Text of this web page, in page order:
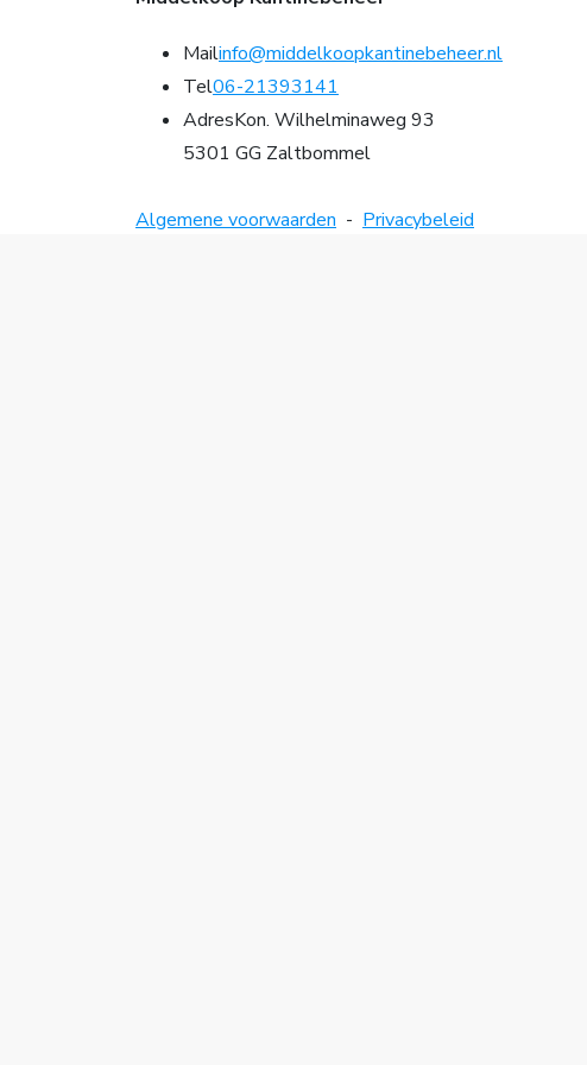
Mailinfo@middelkoopkantinebeheer.nl
Tel06-21393141
AdresKon. Wilhelminaweg 93
5301 GG Zaltbommel
Algemene voorwaarden - Privacybeleid